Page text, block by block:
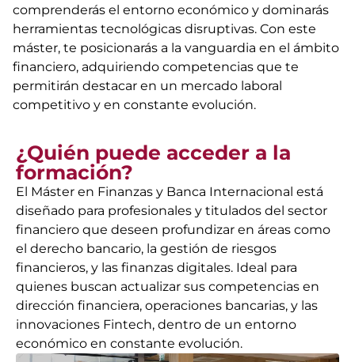
comprenderás el entorno económico y dominarás
herramientas tecnológicas disruptivas. Con este
máster, te posicionarás a la vanguardia en el ámbito
financiero, adquiriendo competencias que te
permitirán destacar en un mercado laboral
competitivo y en constante evolución.
¿Quién puede acceder a la
formación?
El Máster en Finanzas y Banca Internacional está
diseñado para profesionales y titulados del sector
financiero que deseen profundizar en áreas como
el derecho bancario, la gestión de riesgos
financieros, y las finanzas digitales. Ideal para
quienes buscan actualizar sus competencias en
dirección financiera, operaciones bancarias, y las
innovaciones Fintech, dentro de un entorno
económico en constante evolución.